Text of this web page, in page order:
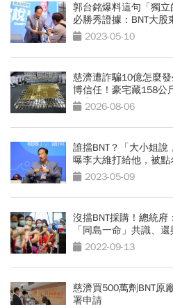
郭台銘爆料這句「獨
必勝秀證據：BNT大
2023-05-10
慈濟遭詐騙10億怎麼
博信任！豪宅藏158
回應了
2026-08-06
誰擋BNT？「大小姐
曝李大維打給他，被點
2023-05-09
沒擋BNT採購！總統
「同島一命」共識、
2022-09-13
慈濟買500萬劑BNT
署申請